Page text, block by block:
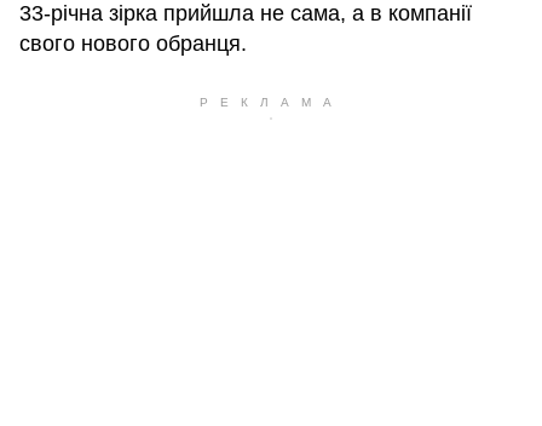
33-річна зірка прийшла не сама, а в компанії
свого нового обранця.